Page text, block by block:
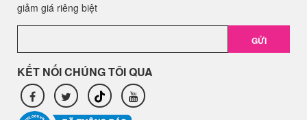
giảm giá riêng biệt
GỬI
KẾT NỐI CHÚNG TÔI QUA